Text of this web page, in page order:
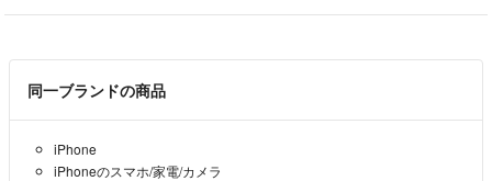
同一ブランドの商品
iPhone
iPhoneのスマホ/家電/カメラ